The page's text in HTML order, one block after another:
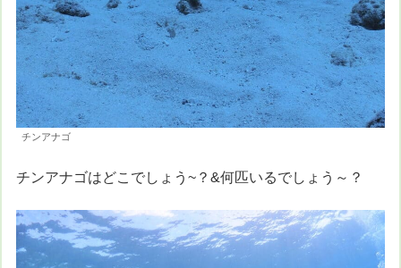
チンアナゴ
チンアナゴはどこでしょう~？&何匹いるでしょう～？